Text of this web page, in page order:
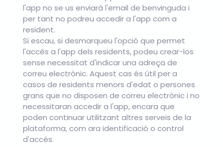
l'app no ​​se us enviarà l'email de benvinguda i
per tant no podreu accedir a l'app com a
resident.
Si escau, si desmarqueu l'opció que permet
l'accés a l'app dels residents, podeu crear-los
sense necessitat d'indicar una adreça de
correu electrònic. Aquest cas és útil per a
casos de residents menors d'edat o persones
grans que no disposen de correu electrònic i no
necessitaran accedir a l'app, encara que
poden continuar utilitzant altres serveis de la
plataforma, com ara identificació o control
d'accés.